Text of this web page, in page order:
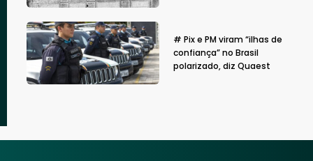
# Pix e PM viram “ilhas de
confiança” no Brasil
polarizado, diz Quaest